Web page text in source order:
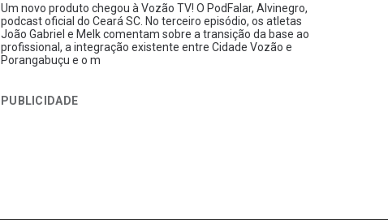
Um novo produto chegou à Vozão TV! O PodFalar, Alvinegro,
podcast oficial do Ceará SC. No terceiro episódio, os atletas
João Gabriel e Melk comentam sobre a transição da base ao
profissional, a integração existente entre Cidade Vozão e
Porangabuçu e o m
PUBLICIDADE